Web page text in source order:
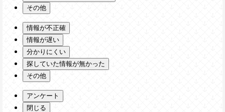
その他
情報が不正確
情報が遅い
分かりにくい
探していた情報が無かった
その他
アンケート
閉じる